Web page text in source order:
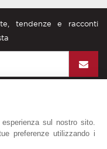
tendenze e racconti
Taylor nel mondo
sul nostro sito.
preferenze utilizzando i